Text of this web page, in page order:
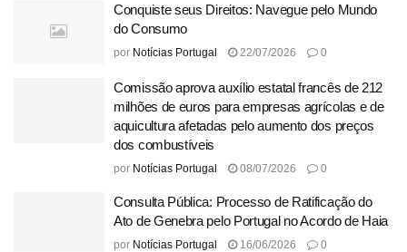
Conquiste seus Direitos: Navegue pelo Mundo
do Consumo
por Notícias Portugal 22/07/2026 0
Comissão aprova auxílio estatal francês de 212
milhões de euros para empresas agrícolas e de
aquicultura afetadas pelo aumento dos preços
dos combustíveis
por Notícias Portugal 08/07/2026 0
Consulta Pública: Processo de Ratificação do
Ato de Genebra pelo Portugal no Acordo de Haia
por Notícias Portugal 16/06/2026 0